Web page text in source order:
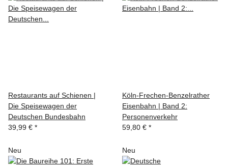
Restaurants auf Schienen |
Die Speisewagen der
Deutschen Bundesbahn
39,99 € *
Köln-Frechen-Benzelrather
Eisenbahn | Band 2:
Personenverkehr
59,80 € *
Neu Neu